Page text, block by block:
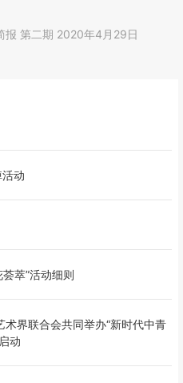
报 第二期 2020年4月29日
动
萃”活动细则
界联合会共同举办“新时代中青
动